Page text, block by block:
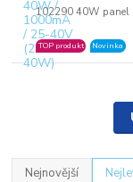
102290 40W panel
TOP produkt Novinka
Nejnovější